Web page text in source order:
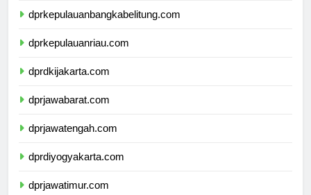
dprkepulauanbangkabelitung.com
dprkepulauanriau.com
dprdkijakarta.com
dprjawabarat.com
dprjawatengah.com
dprdiyogyakarta.com
dprjawatimur.com